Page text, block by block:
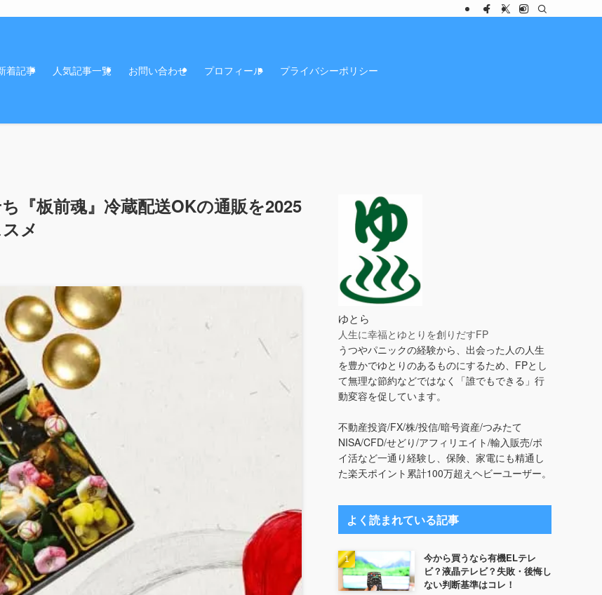
着記事 人気記事一覧 お問い合わせ プロフィール プライバシーポリシー
『板前魂』冷蔵配送OKの通販を2025
メ
ゆとら
人生に幸福とゆとりを創りだすFP
うつやパニックの経験から、出会った人の人生
を豊かでゆとりのあるものにするため、FPとし
て無理な節約などではなく「誰でもできる」行
動変容を促しています。
不動産投資/FX/株/投信/暗号資産/つみたて
NISA/CFD/せどり/アフィリエイト/輸入販売/ポ
イ活など一通り経験し、保険、家電にも精通し
た楽天ポイント累計100万超えヘビーユーザー。
よく読まれている記事
今から買うなら有機ELテレ
ビ？液晶テレビ？失敗・後悔し
ない判断基準はコレ！